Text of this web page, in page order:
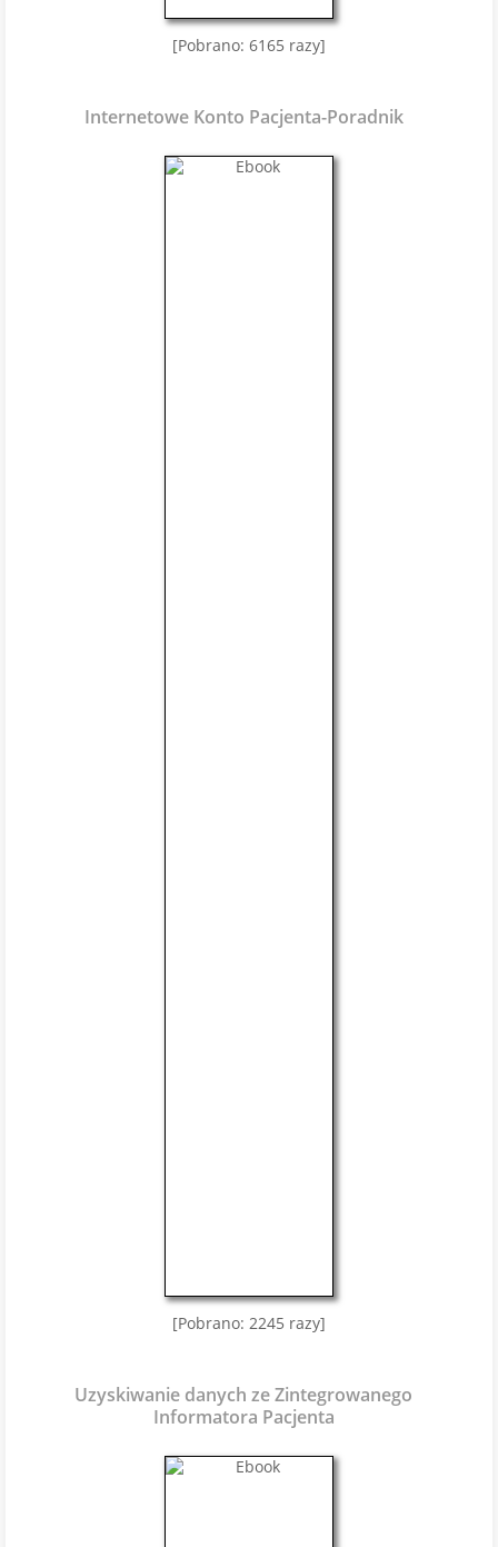
[Pobrano: 6165 razy]
Internetowe Konto Pacjenta-Poradnik
[Pobrano: 2245 razy]
Uzyskiwanie danych ze Zintegrowanego
Informatora Pacjenta